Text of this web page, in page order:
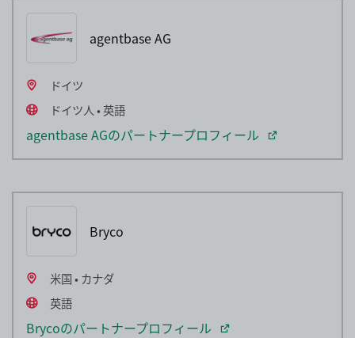
agentbase AG
ドイツ
ドイツ人 • 英語
agentbase AGのパートナープロフィール
Bryco
米国 • カナダ
英語
Brycoのパートナープロフィール